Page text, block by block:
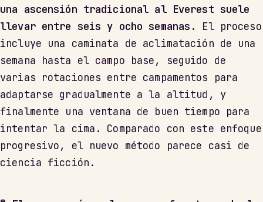
una ascensión tradicional al Everest suele
llevar entre seis y ocho semanas . El proceso
incluye una caminata de aclimatación de una
semana hasta el campo base, seguido de
varias rotaciones entre campamentos para
adaptarse gradualmente a la altitud, y
finalmente una ventana de buen tiempo para
intentar la cima. Comparado con este enfoque
progresivo, el nuevo método parece casi de
ciencia ficción.